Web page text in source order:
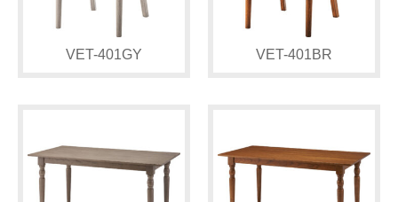
VET-401GY VET-401BR